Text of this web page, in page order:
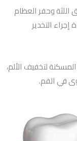
وحفر العظام
التخدير
لتخفيف الألم،
في الفم.